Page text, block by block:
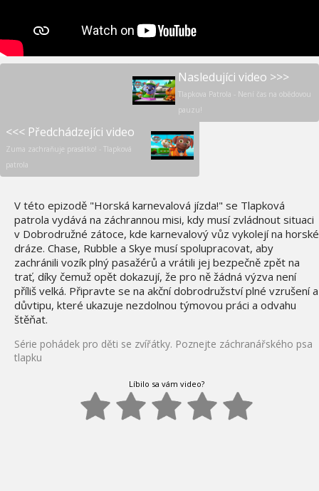
Nasledujíci video >>>
Tlapkova Patrola - Není čas na obědovou
pauzu!
<<< Předchádzejíci video
Zuma zachraňuje prasátko! - Tlapková
patrola
V této epizodě "Horská karnevalová jízda!" se Tlapková
patrola vydává na záchrannou misi, kdy musí zvládnout situaci
v Dobrodružné zátoce, kde karnevalový vůz vykolejí na horské
dráze. Chase, Rubble a Skye musí spolupracovat, aby
zachránili vozík plný pasažérů a vrátili jej bezpečně zpět na
trať, díky čemuž opět dokazují, že pro ně žádná výzva není
příliš velká. Připravte se na akční dobrodružství plné vzrušení a
důvtipu, které ukazuje nezdolnou týmovou práci a odvahu
štěňat.
Série pohádek pro děti se zvířátky. Poznejte záchranářského psa
tlapku
Líbilo sa vám video?